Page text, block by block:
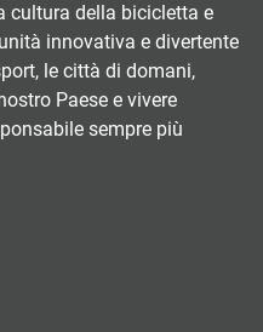
cultura della bicicletta e
innovativa e divertente
le città di domani,
Paese e vivere
sempre più